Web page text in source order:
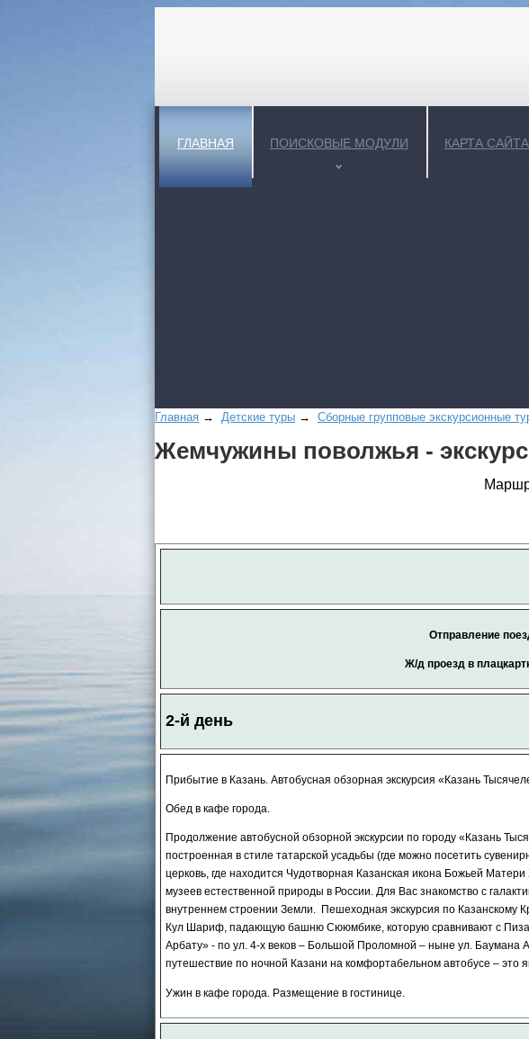
ГЛАВНАЯ ПОИСКОВЫЕ МОДУЛИ КАРТА САЙТА
Главная → Детские туры → Сборные групповые экскурсионные
Жемчужины поволжья -
Отправление
Ж/д проезд в
2-й день
Прибытие в Казань. Автобусная обзорная экскурсия «Казань
Обед в кафе города.
Продолжение автобусной обзорной экскурсии по городу «Казань
построенная в стиле татарской усадьбы (где можно посетить
церковь, где находится Чудотворная Казанская икона Божьей
музеев естественной природы в России. Для Вас знакомство с
внутреннем строении Земли. Пешеходная экскурсия по Казанскому
Кул Шариф, падающую башню Сююмбике, которую сравнивают с
Арбату» - по ул. 4-х веков – Большой Проломной – ныне ул. Баумана
путешествие по ночной Казани на комфортабельном автобусе –
Ужин в кафе города. Размещение в гостинице.